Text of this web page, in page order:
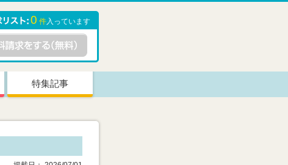
0 件入っています
特集記事